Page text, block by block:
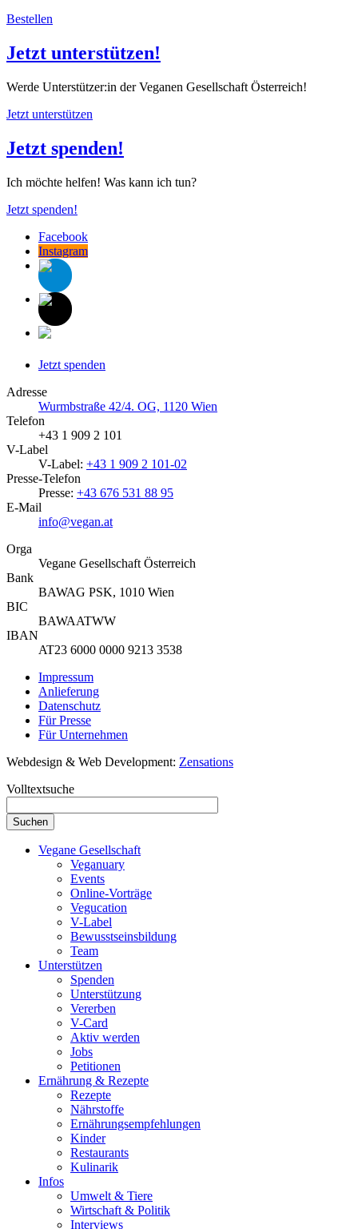
Bestellen
Jetzt unterstützen!
Werde Unterstützer:in der Veganen Gesellschaft Österreich!
Jetzt unterstützen
Jetzt spenden!
Ich möchte helfen! Was kann ich tun?
Jetzt spenden!
Facebook
Instagram
Jetzt spenden
Adresse
Wurmbstraße 42/4. OG, 1120 Wien
Telefon
+43 1 909 2 101
V-Label
V-Label: +43 1 909 2 101-02
Presse-Telefon
Presse: +43 676 531 88 95
E-Mail
info@vegan.at
Orga
Vegane Gesellschaft Österreich
Bank
BAWAG PSK, 1010 Wien
BIC
BAWAATWW
IBAN
AT23 6000 0000 9213 3538
Impressum
Anlieferung
Datenschutz
Für Presse
Für Unternehmen
Webdesign & Web Development: Zensations
Volltextsuche
Vegane Gesellschaft
Veganuary
Events
Online-Vorträge
Vegucation
V-Label
Bewusstseinsbildung
Team
Unterstützen
Spenden
Unterstützung
Vererben
V-Card
Aktiv werden
Jobs
Petitionen
Ernährung & Rezepte
Rezepte
Nährstoffe
Ernährungsempfehlungen
Kinder
Restaurants
Kulinarik
Infos
Umwelt & Tiere
Wirtschaft & Politik
Interviews